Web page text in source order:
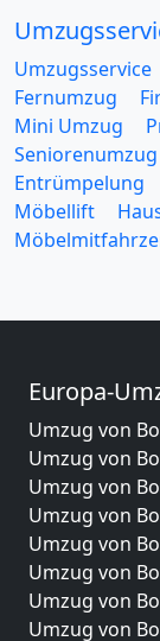
Umzugsservice
Fernumzug
Mini Umzug
Seniorenumzug
Entrümpelung
Möbellift
Europa-
Umzug von
Umzug von
Umzug von
Umzug von
Umzug von
Umzug von
Umzug von
Umzug von